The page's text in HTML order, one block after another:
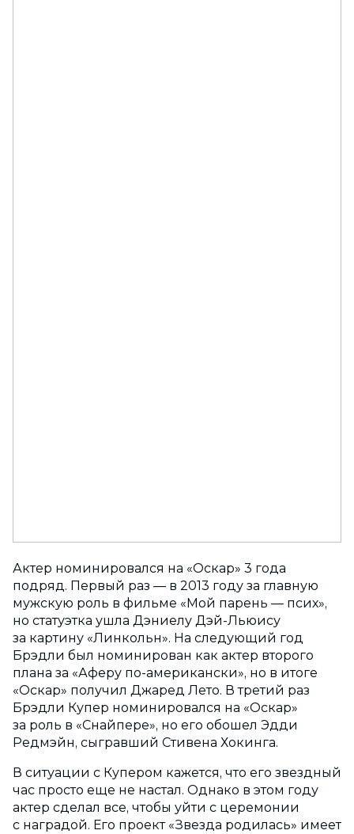
Актер номинировался на «Оскар» 3 года
подряд. Первый раз — в 2013 году за главную
мужскую роль в фильме «Мой парень — псих»,
но статуэтка ушла Дэниелу Дэй-Льюису
за картину «Линкольн». На следующий год
Брэдли был номинирован как актер второго
плана за «Аферу по-американски», но в итоге
«Оскар» получил Джаред Лето. В третий раз
Брэдли Купер номинировался на «Оскар»
за роль в «Снайпере», но его обошел Эдди
Редмэйн, сыгравший Стивена Хокинга.
В ситуации с Купером кажется, что его звездный
час просто еще не настал. Однако в этом году
актер сделал все, чтобы уйти с церемонии
с наградой. Его проект «Звезда родилась» имеет